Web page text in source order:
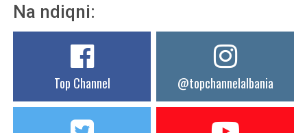
Na ndiqni:
Top Channel @topchannelalbania